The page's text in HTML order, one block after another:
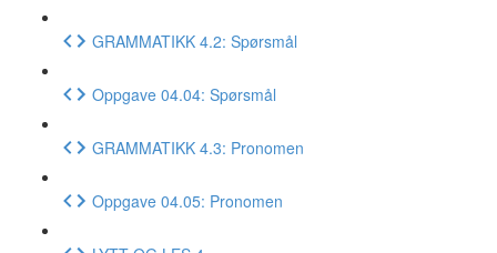
GRAMMATIKK 4.2: Spørsmål
Oppgave 04.04: Spørsmål
GRAMMATIKK 4.3: Pronomen
Oppgave 04.05: Pronomen